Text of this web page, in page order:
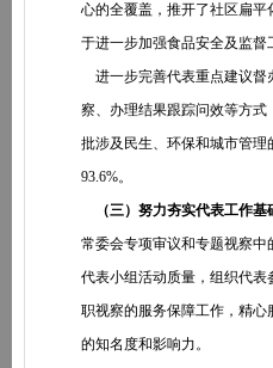
心的全覆盖，推开了社区扁
于进一步加强食品安全及监督
进一步完善代表重点建议督
察、办理结果跟踪问效等方
批涉及民生、环保和城市管理
93.6%。
（三）努力夯实代表工作基
常委会专项审议和专题视察中
代表小组活动质量，组织代表
职视察的服务保障工作，精
的知名度和影响力。